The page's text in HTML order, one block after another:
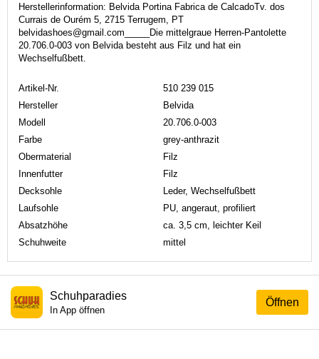
Herstellerinformation: Belvida Portina Fabrica de CalcadoTv. dos
Currais de Ourém 5, 2715 Terrugem, PT
belvidashoes@gmail.com_____Die mittelgraue Herren-Pantolette
20.706.0-003 von Belvida besteht aus Filz und hat ein
Wechselfußbett.
Artikel-Nr.
510 239 015
Hersteller
Belvida
Modell
20.706.0-003
Farbe
grey-anthrazit
Obermaterial
Filz
Innenfutter
Filz
Decksohle
Leder, Wechselfußbett
Laufsohle
PU, angeraut, profiliert
Absatzhöhe
ca. 3,5 cm, leichter Keil
Schuhweite
mittel
Öffnen
Schuhparadies
In App öffnen